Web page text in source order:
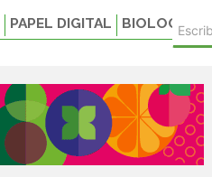
PAPEL DIGITAL BIOLOGICALS